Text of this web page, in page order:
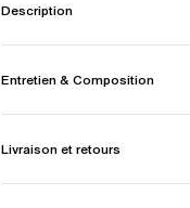
Description
Entretien & Composition
Livraison et retours